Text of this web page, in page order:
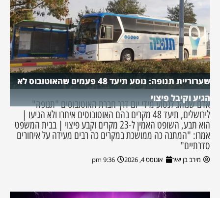
שערוריית תנופה: נוסע תיעד 48 פעמים שהאוטובוס לא
הגיע וקיבל פיצוי
אדם שנוהג לנסוע מידי יום דרך חברת האוטובוסים "תנופה"
לירושלים, תיעד 48 מקרים בהם האוטובוסים איחרו ולא הגיעו |
הוא תבע, השופט האמין ל-23 מקרים וקבע פיצוי | בבית המשפט
אמרו: "המתנה כה ממושכת במקרים כה רבים מעידה על איחורים
סדרתיים"
מירב בן יאיר אוגוסט 4, 2026 9:36 pm